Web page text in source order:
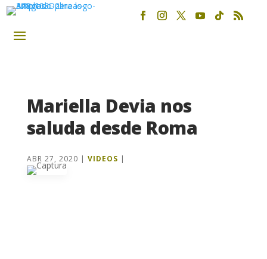
Mariella Devia nos
saluda desde Roma
ABR 27, 2020 | VIDEOS |